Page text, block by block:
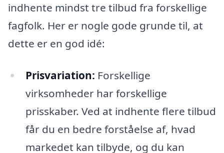
indhente mindst tre tilbud fra forskellige
fagfolk. Her er nogle gode grunde til, at
dette er en god idé:
Prisvariation: Forskellige
virksomheder har forskellige
prisskaber. Ved at indhente flere tilbud
får du en bedre forståelse af, hvad
markedet kan tilbyde, og du kan